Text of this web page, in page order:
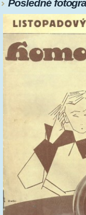
Posledné